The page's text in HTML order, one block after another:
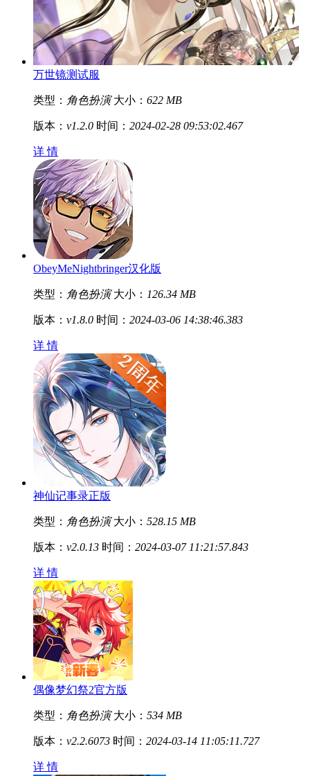
万世镜测试服
类型： 角色扮演 大小： 622 MB
版本： v1.2.0 时间： 2024-02-28 09:53:02.467
详 情
ObeyMeNightbringer汉化版
类型： 角色扮演 大小： 126.34 MB
版本： v1.8.0 时间： 2024-03-06 14:38:46.383
详 情
神仙记事录正版
类型： 角色扮演 大小： 528.15 MB
版本： v2.0.13 时间： 2024-03-07 11:21:57.843
详 情
偶像梦幻祭2官方版
类型： 角色扮演 大小： 534 MB
版本： v2.2.6073 时间： 2024-03-14 11:05:11.727
详 情